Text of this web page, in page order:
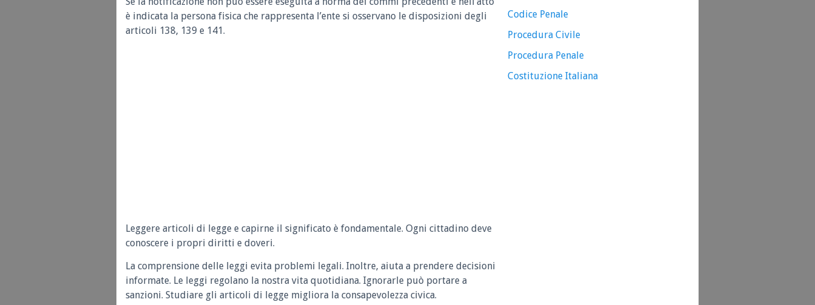
è indicata la persona fisica che rappresenta l’ente si osservano le disposizioni degli
articoli 138, 139 e 141.
Leggere articoli di legge e capirne il significato è fondamentale. Ogni cittadino deve
conoscere i propri diritti e doveri.
La comprensione delle leggi evita problemi legali. Inoltre, aiuta a prendere decisioni
informate. Le leggi regolano la nostra vita quotidiana. Ignorarle può portare a
sanzioni. Studiare gli articoli di legge migliora la consapevolezza civica.
Codice Penale
Procedura Civile
Procedura Penale
Costituzione Italiana